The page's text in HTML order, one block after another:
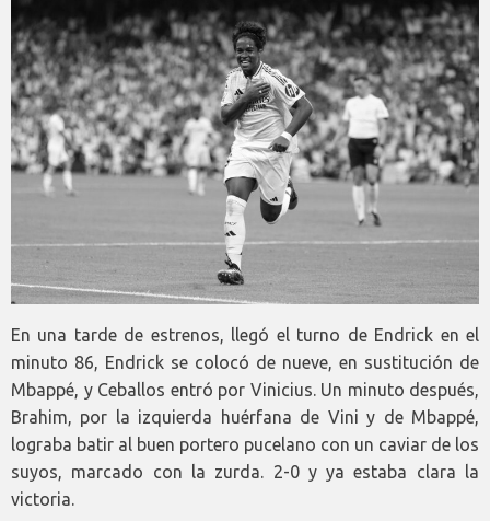
En una tarde de estrenos, llegó el turno de Endrick en el
minuto 86, Endrick se colocó de nueve, en sustitución de
Mbappé, y Ceballos entró por Vinicius. Un minuto después,
Brahim, por la izquierda huérfana de Vini y de Mbappé,
lograba batir al buen portero pucelano con un caviar de los
suyos, marcado con la zurda. 2-0 y ya estaba clara la
victoria.